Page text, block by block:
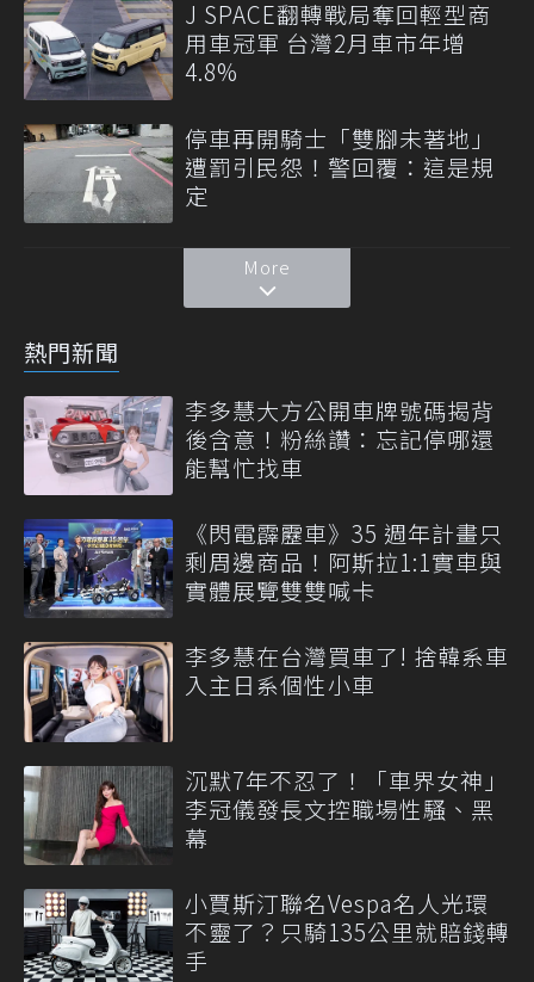
J SPACE翻轉戰局奪回輕型商
用車冠軍 台灣2月車市年增
4.8%
停車再開騎士「雙腳未著地」
遭罰引民怨！警回覆：這是規
定
More
熱門新聞
李多慧大方公開車牌號碼揭背
後含意！粉絲讚：忘記停哪還
能幫忙找車
《閃電霹靂車》35 週年計畫只
剩周邊商品！阿斯拉1:1實車與
實體展覽雙雙喊卡
李多慧在台灣買車了! 捨韓系車
入主日系個性小車
沉默7年不忍了！「車界女神」
李冠儀發長文控職場性騷、黑
幕
小賈斯汀聯名Vespa名人光環
不靈了？只騎135公里就賠錢轉
手